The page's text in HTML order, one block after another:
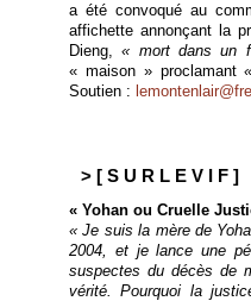
a été convoqué au
affichette annonçant la
Dieng,« mort dans un
« maison » proclamant
Soutien :
> [ S U R L E V I F ]
« Yohan ou Cruelle
« Je suis la mère de
2004, et je lance une
suspectes du décès de
vérité. Pourquoi la